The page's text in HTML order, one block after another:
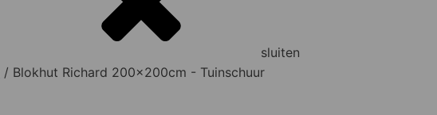
sluiten
/ Blokhut Richard 200x200cm - Tuinschuur